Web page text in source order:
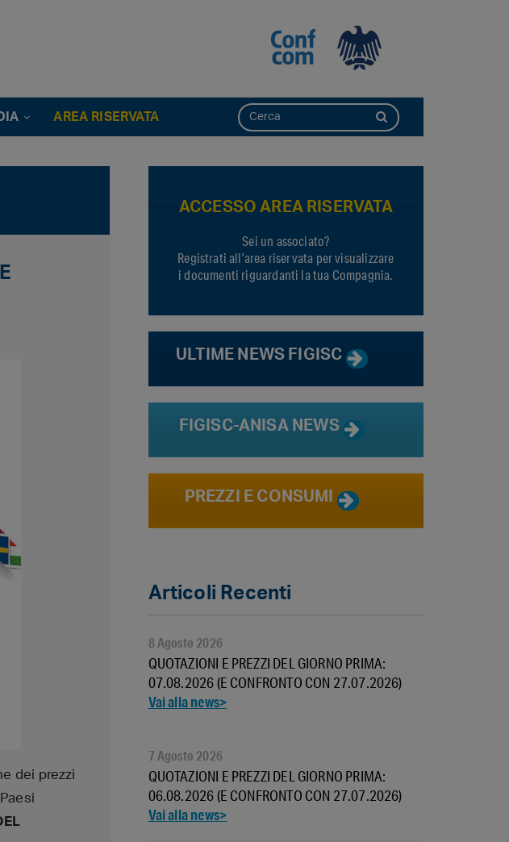
AREA RISERVATA
dei prezzi
ACCESSO AREA RISERVATA
Sei un associato?
Registrati all’area riservata per visualizzare
i documenti riguardanti la tua Compagnia.
ULTIME NEWS FIGISC
FIGISC-ANISA NEWS
PREZZI E CONSUMI
Articoli Recenti
QUOTAZIONI E PREZZI DEL GIORNO PRIMA:
07.08.2026 (E CONFRONTO CON 27.07.2026)
8 Agosto 2026
QUOTAZIONI E PREZZI DEL GIORNO PRIMA:
06.08.2026 (E CONFRONTO CON 27.07.2026)
7 Agosto 2026